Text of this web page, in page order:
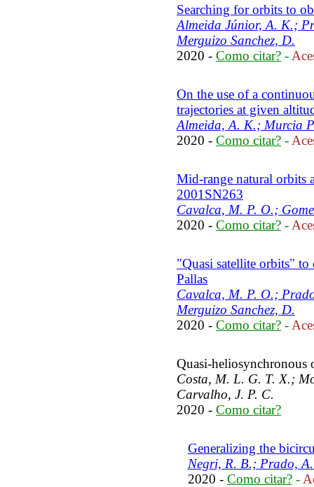
Searching for orbits to
Almeida Júnior, A. K.;
Merguizo Sanchez, D.
2020 - Como citar? -
On the use of a
trajectories at given
Almeida, A. K.; Murcia
2020 - Como citar? -
Mid-range natural orbits
2001SN263
Cavalca, M. P. O.;
2020 - Como citar? -
"Quasi satellite orbits" to
Pallas
Cavalca, M. P. O.;
Merguizo Sanchez, D.
2020 - Como citar? -
Quasi-heliosynchronous
Costa, M. L. G. T. X.;
Carvalho, J. P. C.
2020 - Como citar?
Generalizing the
Negri, R. B.; Prado,
2020 - Como citar?-